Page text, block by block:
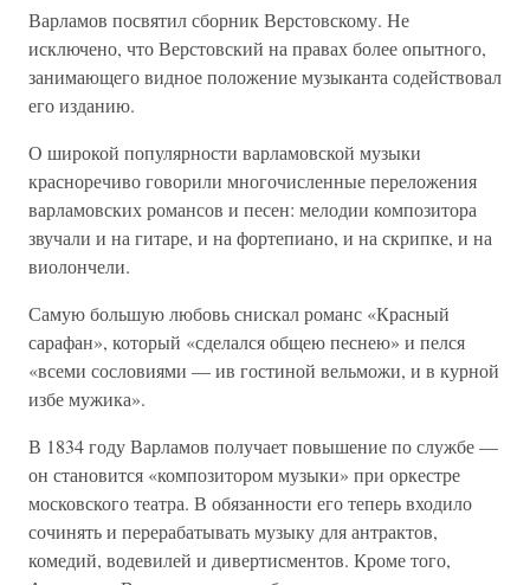
Варламов посвятил сборник Верстовскому. Не
исключено, что Верстовский на правах более опытного,
занимающего видное положение музыканта содействовал
его изданию.
О широкой популярности варламовской музыки
красноречиво говорили многочисленные переложения
варламовских романсов и песен: мелодии композитора
звучали и на гитаре, и на фортепиано, и на скрипке, и на
виолончели.
Самую большую любовь снискал романс «Красный
сарафан», который «сделался общею песнею» и пелся
«всеми сословиями — ив гостиной вельможи, и в курной
избе мужика».
В 1834 году Варламов получает повышение по службе —
он становится «композитором музыки» при оркестре
московского театра. В обязанности его теперь входило
сочинять и перерабатывать музыку для антрактов,
комедий, водевилей и дивертисментов. Кроме того,